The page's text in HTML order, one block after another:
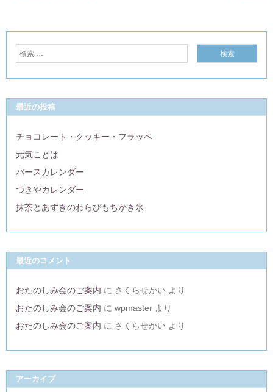
最近の投稿
チョコレート・クッキー・フラッペ
元気ことば
バースカレンダー
つきやカレンダー
抹茶とあずきのわらびもちかき氷
最近のコメント
おたのしみ会のご案内 に さくらせかい より
おたのしみ会のご案内 に wpmaster より
おたのしみ会のご案内 に さくらせかい より
アーカイブ